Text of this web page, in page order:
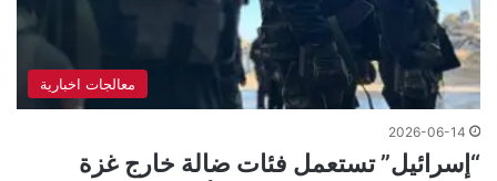
معالجات اخبارية
2026-06-14
“إسرائيل” تستعمل فئات ضالة خارج غزة